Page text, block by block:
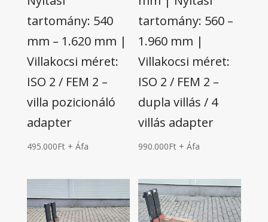
tartomány: 540
mm – 1.620 mm |
Villakocsi méret:
ISO 2 / FEM 2 –
villa pozicionáló
adapter
495.000Ft + Áfa
tartomány: 560 –
1.960 mm |
Villakocsi méret:
ISO 2 / FEM 2 –
dupla villás / 4
villás adapter
990.000Ft + Áfa